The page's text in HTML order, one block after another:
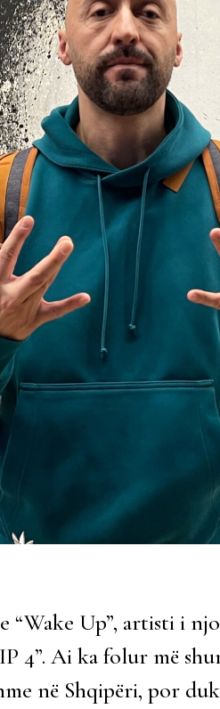
“Wake Up”, artisti i
4”. Ai ka folur më
në Shqipëri, por